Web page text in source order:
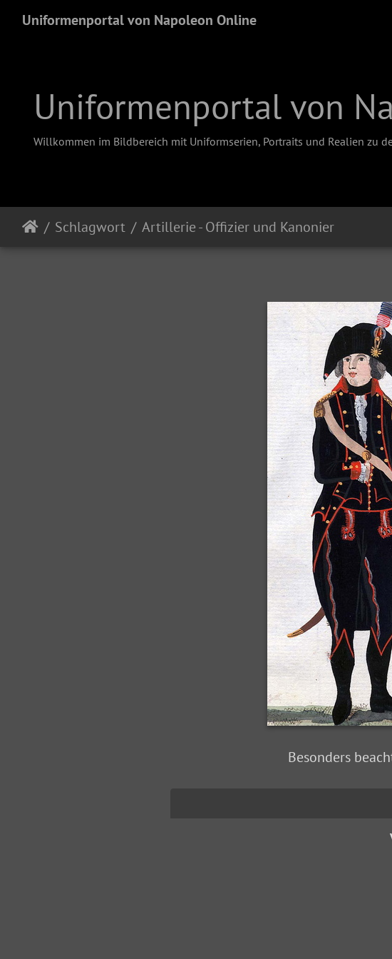
Uniformenportal von Napoleon Online
Uniformenportal von
Willkommen im Bildbereich mit Uniformserien, Portraits und Realien zu
Schlagwort Artillerie - Offizier und Kanonier
Besonders